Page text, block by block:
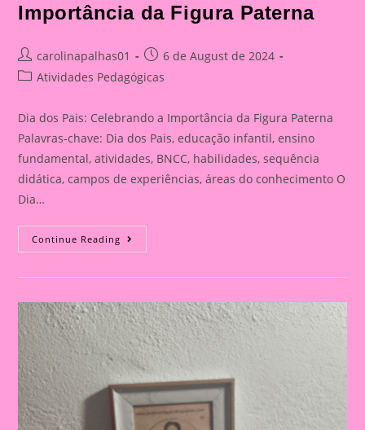
Importância da Figura Paterna
Post
author:
carolinapalhas01
Post
published:
6 de August de 2024
PostAtividades Pedagógicas
Dia dos Pais: Celebrando a Importância da Figura Paterna
Palavras-chave: Dia dos Pais, educação infantil, ensino
fundamental, atividades, BNCC, habilidades, sequência
didática, campos de experiências, áreas do conhecimento O
Dia…
Continue Reading Cartão
Lembrança
O
Pais
|
Dia
Dos
Pais:
Celebrando
A
Importância
Da
Figura
Paterna